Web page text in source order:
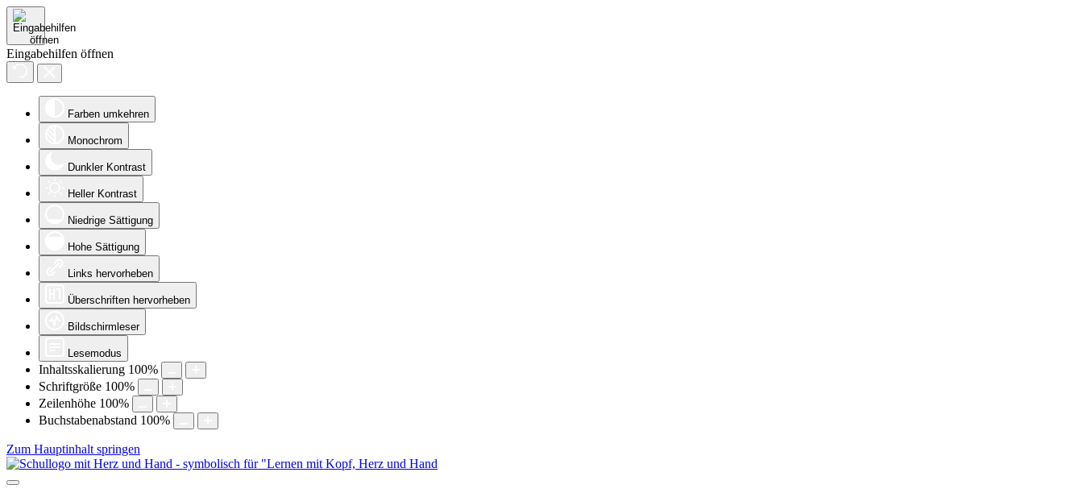
Eingabehilfen öffnen
Farben umkehren
Monochrom
Dunkler Kontrast
Heller Kontrast
Niedrige Sättigung
Hohe Sättigung
Links hervorheben
Überschriften hervorheben
Bildschirmleser
Lesemodus
Inhaltsskalierung 100%
Schriftgröße 100%
Zeilenhöhe 100%
Buchstabenabstand 100%
Zum Hauptinhalt springen